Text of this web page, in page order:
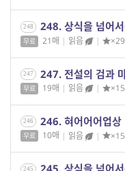
248 248. 상식을 넘어
무료 21매 | 읽음 | ×29
247 247. 전설의 검과
무료 19매 | 읽음 | ×15
246 246. 혀어어어업상
무료 10매 | 읽음 | ×15
245